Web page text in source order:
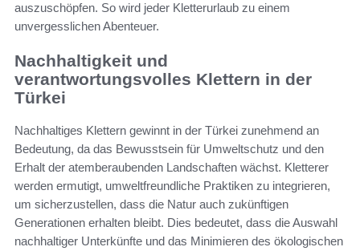
auszuschöpfen. So wird jeder Kletterurlaub zu einem
unvergesslichen Abenteuer.
Nachhaltigkeit und
verantwortungsvolles Klettern in der
Türkei
Nachhaltiges Klettern gewinnt in der Türkei zunehmend an
Bedeutung, da das Bewusstsein für Umweltschutz und den
Erhalt der atemberaubenden Landschaften wächst. Kletterer
werden ermutigt, umweltfreundliche Praktiken zu integrieren,
um sicherzustellen, dass die Natur auch zukünftigen
Generationen erhalten bleibt. Dies bedeutet, dass die Auswahl
nachhaltiger Unterkünfte und das Minimieren des ökologischen